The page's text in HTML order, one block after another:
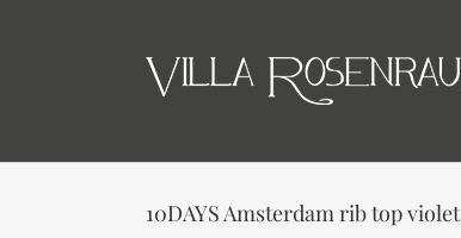
10DAYS Amsterdam rib top violet